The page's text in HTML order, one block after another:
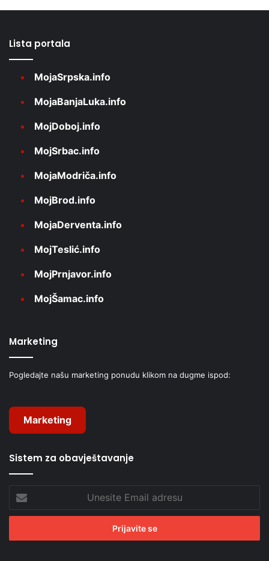
Lista portala
MojaSrpska.info
MojaBanjaLuka.info
MojDoboj.info
MojSrbac.info
MojaModriča.info
MojBrod.info
MojaDerventa.info
MojTeslić.info
MojPrnjavor.info
MojŠamac.info
Marketing
Pogledajte našu marketing ponudu klikom na dugme ispod:
Marketing
Sistem za obavještavanje
Unesite
Email
adresu